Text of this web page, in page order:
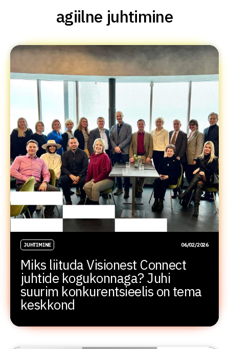
agiilne juhtimine
JUHTIMINE 06/02/2026
Miks liituda Visionest Connect
juhtide kogukonnaga? Juhi
suurim konkurentsieelis on tema
keskkond